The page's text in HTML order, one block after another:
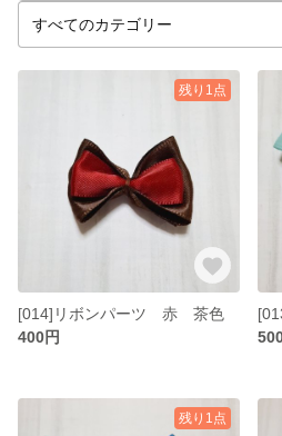
残り1点
[014]リボンパーツ 赤 茶色
400円
残り1点